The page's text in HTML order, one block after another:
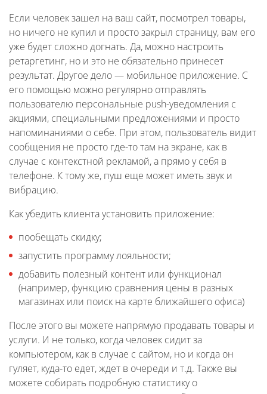
Если человек зашел на ваш сайт, посмотрел товары,
но ничего не купил и просто закрыл страницу, вам его
уже будет сложно догнать. Да, можно настроить
ретаргетинг, но и это не обязательно принесет
результат. Другое дело — мобильное приложение. С
его помощью можно регулярно отправлять
пользователю персональные push-уведомления с
акциями, специальными предложениями и просто
напоминаниями о себе. При этом, пользователь видит
сообщения не просто где-то там на экране, как в
случае с контекстной рекламой, а прямо у себя в
телефоне. К тому же, пуш еще может иметь звук и
вибрацию.
Как убедить клиента установить приложение:
пообещать скидку;
запустить программу лояльности;
добавить полезный контент или функционал
(например, функцию сравнения цены в разных
магазинах или поиск на карте ближайшего офиса)
После этого вы можете напрямую продавать товары и
услуги. И не только, когда человек сидит за
компьютером, как в случае с сайтом, но и когда он
гуляет, куда-то едет, ждет в очереди и т.д. Также вы
можете собирать подробную статистику о